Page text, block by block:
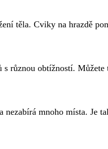
těla. Cviky na hrazdě
s různou obtížností. Můžete
mnoho místa. Je